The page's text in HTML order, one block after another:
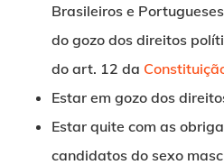
Brasileiros e
do gozo dos direitos
do art. 12 da
Estar em gozo dos
Estar quite com as
candidatos do sexo